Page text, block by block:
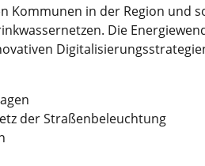
Kommunen in der Region
Die
der Straßen­beleuchtung